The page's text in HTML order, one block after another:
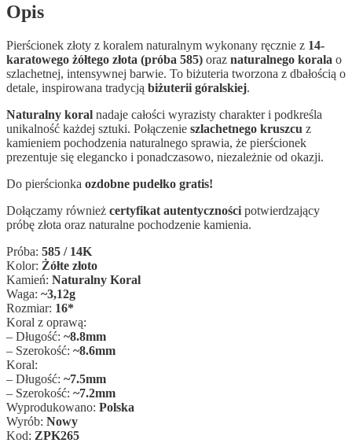
Opis
Pierścionek złoty z koralem naturalnym wykonany ręcznie z 14-
karatowego żółtego złota (próba 585) oraz naturalnego korala o
szlachetnej, intensywnej barwie. To biżuteria tworzona z dbałością o
detale, inspirowana tradycją biżuterii góralskiej.
Naturalny koral nadaje całości wyrazisty charakter i podkreśla
unikalność każdej sztuki. Połączenie szlachetnego kruszcu z
kamieniem pochodzenia naturalnego sprawia, że pierścionek
prezentuje się elegancko i ponadczasowo, niezależnie od okazji.
Do pierścionka ozdobne pudełko gratis!
Dołączamy również certyfikat autentyczności potwierdzający
próbę złota oraz naturalne pochodzenie kamienia.
Próba: 585 / 14K
Kolor: Żółte złoto
Kamień: Naturalny Koral
Waga: ~3,12g
Rozmiar: 16*
Koral z oprawą:
– Długość: ~8.8mm
– Szerokość: ~8.6mm
Koral:
– Długość: ~7.5mm
– Szerokość: ~7.2mm
Wyprodukowano: Polska
Wyrób: Nowy
Kod: ZPK265